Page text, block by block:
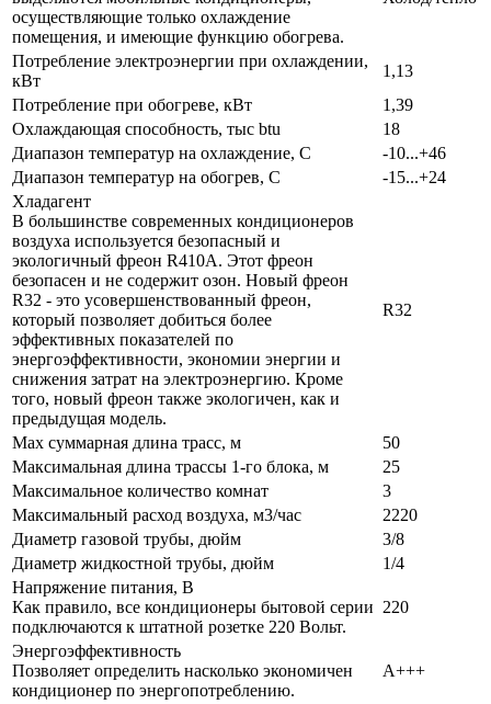
осуществляющие только охлаждение
помещения, и имеющие функцию обогрева.
Потребление электроэнергии при охлаждении,
кВт
1,13
Потребление при обогреве, кВт
1,39
Охлаждающая способность, тыс btu
18
Диапазон температур на охлаждение, С
-10...+46
Диапазон температур на обогрев, С
-15...+24
Хладагент
В большинстве современных кондиционеров
воздуха используется безопасный и
экологичный фреон R410A. Этот фреон
безопасен и не содержит озон. Новый фреон
R32 - это усовершенствованный фреон,
который позволяет добиться более
эффективных показателей по
энергоэффективности, экономии энергии и
снижения затрат на электроэнергию. Кроме
того, новый фреон также экологичен, как и
предыдущая модель.
R32
Max суммарная длина трасс, м
50
Максимальная длина трассы 1-го блока, м
25
Максимальное количество комнат
3
Максимальный расход воздуха, м3/час
2220
Диаметр газовой трубы, дюйм
3/8
Диаметр жидкостной трубы, дюйм
1/4
Напряжение питания, В
Как правило, все кондиционеры бытовой серии
подключаются к штатной розетке 220 Вольт.
220
Энергоэффективность
Позволяет определить насколько экономичен
кондиционер по энергопотреблению.
A+++